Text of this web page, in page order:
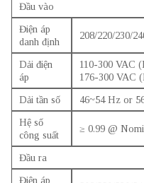
Đầu vào
Điện áp
danh định
208/220/230/
Dải điện
áp
110-300 VAC
176-300 VAC
Dải tần số
46~54 Hz or
Hệ số
công suất
≥ 0.99 @
Đầu ra
Điện áp